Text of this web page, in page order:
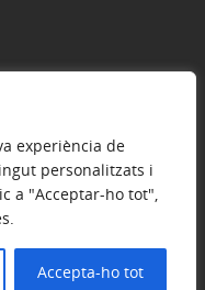
experiència de
personalitzats i
a "Acceptar-ho tot",
Accepta-ho tot